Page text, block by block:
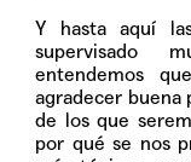
Y hasta aquí
supervisado
entendemos
agradecer buena
de los que
por qué se nos